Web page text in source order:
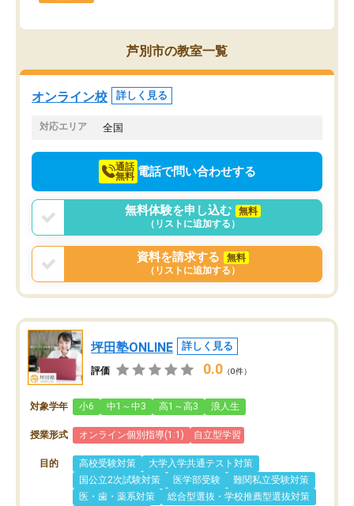
芦別市の教室一覧
オンライン校 詳しく見る
対応エリア 全国
通話
無料 電話で問い合わせする
無料体験を申し込む
無料
（リストに追加する）
資料を請求する
無料
（リストに追加する）
坪田塾ONLINE 詳しく見る
評価 0.0 （0件）
対象学年 小6 中1～中3 高1～高3 浪人生
授業形式 オンライン個別指導(1:1) 自立型学習
目的 高校受験対策
大学入学共通テスト対策
国公立2次試験対策
医学部受験
難関私立受験対策
医・歯・薬系対策
総合型選抜・学校推薦型選抜対策